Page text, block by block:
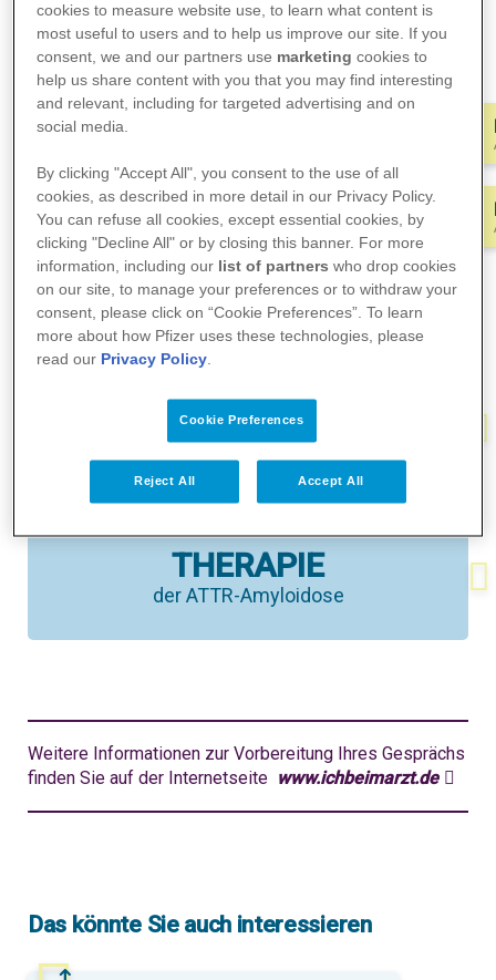
Füllen Sie den Fragebogen aus
Bereiten Sie jeden Termin gut vor, damit Sie während des
Termins nichts vergessen und Fragen stellen können.
Das Dialogwerkzeug hilft Ihnen, IhreAmyloidose
Symptome
Nutzen Sie das Dialogwerkzeug „VERDACHT“, wenn Sie
vermuten, dass Sie an ATTR-Amyloidose erkrankt sein
könnten. Nutzen Sie das Dialogwerkzeug „ THERAPIE
wenn Ihre Diagnose bereits gesichert ist und Sie Ihren
nächsten Termin gut strukturieren möchten.
Amyloidose-Check
Unser Test für Sie
THERAPIE
der ATTR-Amyloidose
Weitere Informationen zur Vorbereitung Ihres Gesprächs
finden Sie auf der Internetseite www.ichbeimarzt.de
Das könnte Sie auch interessieren
cookies to measure website use, to learn what content is
most useful to users and to help us improve our site. If you
consent, we and our partners use marketing cookies to
help us share content with you that you may find interesting
and relevant, including for targeted advertising and on
social media.
By clicking "Accept All", you consent to the use of all
cookies, as described in more detail in our Privacy Policy.
You can refuse all cookies, except essential cookies, by
clicking "Decline All" or by closing this banner. For more
information, including our list of partners who drop cookies
on our site, to manage your preferences or to withdraw your
consent, please click on “Cookie Preferences”. To learn
more about how Pfizer uses these technologies, please
read our Privacy Policy.
Cookie Preferences
Reject All Accept All